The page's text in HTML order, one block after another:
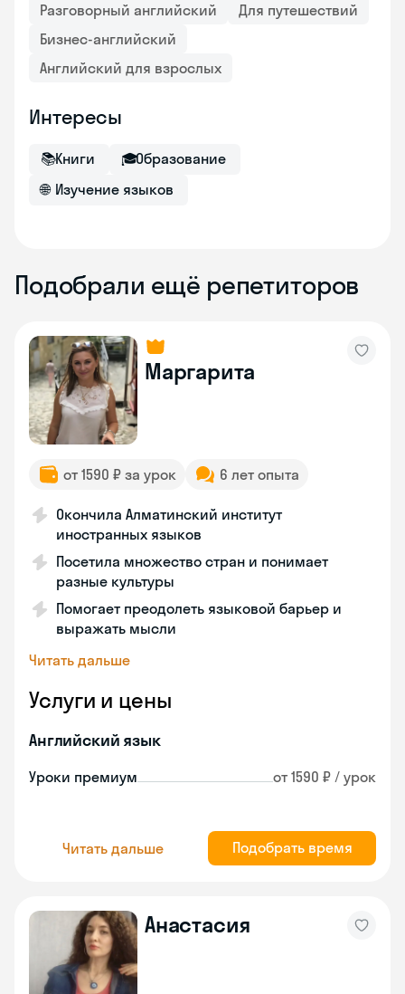
Разговорный английский
Для путешествий
Бизнес-английский
Английский для взрослых
Интересы
📚Книги 🎓Образование
🌐 Изучение языков
Подобрали ещё репетиторов
Маргарита
от 1590 ₽ за урок 6 лет опыта
Окончила Алматинский институт
иностранных языков
Посетила множество стран и понимает
разные культуры
Помогает преодолеть языковой барьер и
выражать мысли
Читать дальше
Услуги и цены
Английский язык
Уроки премиум от 1590 ₽ / урок
Читать дальше Подобрать время
Анастасия